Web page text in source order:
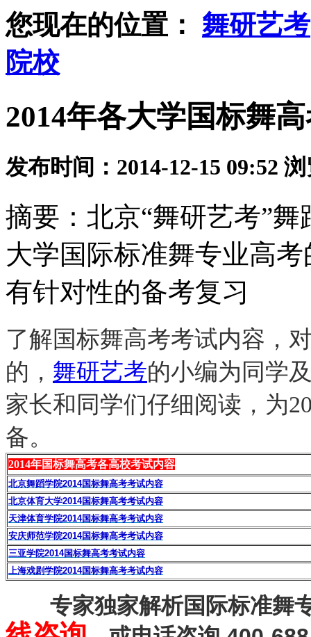
您现在的位置： 舞研艺考
院校
2014年各大学国标舞
发布时间：2014-12-15 09:52 浏
摘要：北京“舞研艺考”
大学国际标准舞专业高
有针对性的备考复习
了解国标舞高考考试内容，
的， 舞研艺考的小编为同学
家长和同学们仔细阅读，为
备。
2014年国标舞高考各高校考试内容
北京舞蹈学院2014国标舞高考考试内容
北京体育大学2014国标舞高考考试内容
天津体育学院2014国标舞高考考试内容
安庆师范学院2014国标舞高考考试内容
三亚学院2014国标舞高考考试内容
上海戏剧学院2014国标舞高考考试内容
专家独家解析国际标准舞